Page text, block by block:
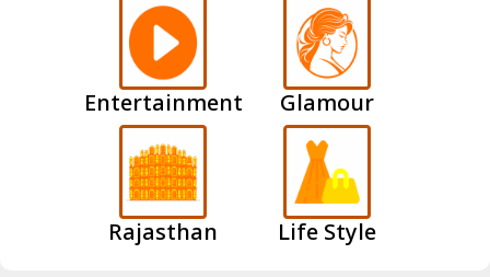
Entertainment Glamour
Rajasthan Life Style